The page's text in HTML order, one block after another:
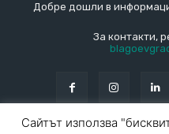
Добре дошли в
За контакти,
Сайтът използва